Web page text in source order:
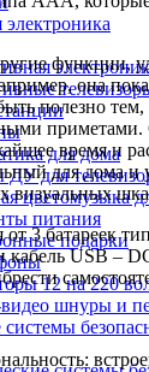
для дома
ДУ для
цветомузыка
питания
подарки
12 на 220
шнуры и
функции,
она
полезно тем,
приметами.
время и
для дома и
визуальных
от 3 батареек
USB –